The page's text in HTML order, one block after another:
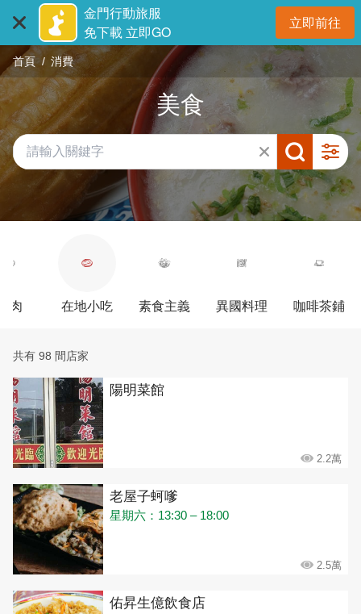
主
要
內
容
區
塊
金門行動旅服
免下載 立即GO
立即前往開
首頁 消費
美食
肉 在地小吃 素食主義 異國料理 咖啡茶鋪
共有 98 間店家
陽明菜館
2.2萬
老屋子蚵嗲
星期六：13:30 – 18:00
2.5萬
佑昇生億飲食店